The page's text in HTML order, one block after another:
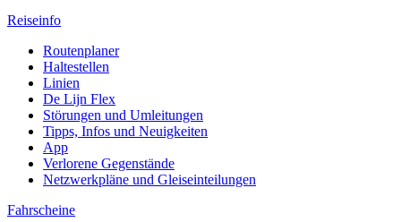
Reiseinfo
Routenplaner
Haltestellen
Linien
De Lijn Flex
Störungen und Umleitungen
Tipps, Infos und Neuigkeiten
App
Verlorene Gegenstände
Netzwerkpläne und Gleiseinteilungen
Fahrscheine